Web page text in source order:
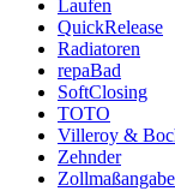
Laufen
QuickRelease
Radiatoren
repaBad
SoftClosing
TOTO
Villeroy &
Zehnder